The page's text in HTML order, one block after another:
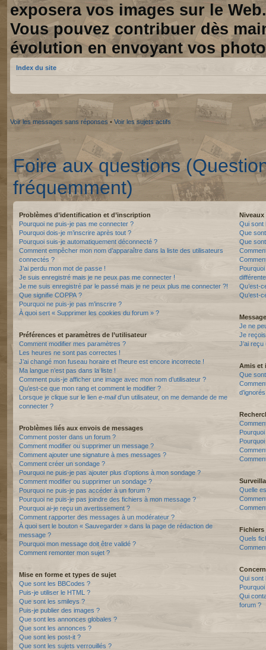
exposera vos images sur le Web.
Vous pouvez contribuer dès
évolution en envoyant vos
Index du site
Voir les messages sans réponses • Voir les sujets actifs
Foire aux questions
fréquemment)
Problèmes d’identification et d’inscription
Pourquoi ne puis-je pas me connecter ?
Pourquoi dois-je m’inscrire après tout ?
Pourquoi suis-je automatiquement déconnecté ?
Comment empêcher mon nom d’apparaître dans la liste des utilisateurs
connectés ?
J’ai perdu mon mot de passe !
Je suis enregistré mais je ne peux pas me connecter !
Je me suis enregistré par le passé mais je ne peux plus me connecter ?!
Que signifie COPPA ?
Pourquoi ne puis-je pas m’inscrire ?
À quoi sert « Supprimer les cookies du forum » ?
Préférences et paramètres de l’utilisateur
Comment modifier mes paramètres ?
Les heures ne sont pas correctes !
J’ai changé mon fuseau horaire et l’heure est encore incorrecte !
Ma langue n’est pas dans la liste !
Comment puis-je afficher une image avec mon nom d’utilisateur ?
Qu’est-ce que mon rang et comment le modifier ?
Lorsque je clique sur le lien e-maild’un utilisateur, on me demande de me
connecter ?
Problèmes liés aux envois de messages
Comment poster dans un forum ?
Comment modifier ou supprimer un message ?
Comment ajouter une signature à mes messages ?
Comment créer un sondage ?
Pourquoi ne puis-je pas ajouter plus d’options à mon sondage ?
Comment modifier ou supprimer un sondage ?
Pourquoi ne puis-je pas accéder à un forum ?
Pourquoi ne puis-je pas joindre des fichiers à mon message ?
Pourquoi ai-je reçu un avertissement ?
Comment rapporter des messages à un modérateur ?
À quoi sert le bouton « Sauvegarder » dans la page de rédaction de
message ?
Pourquoi mon message doit être validé ?
Comment remonter mon sujet ?
Mise en forme et types de sujet
Que sont les BBCodes ?
Puis-je utiliser le HTML ?
Que sont les smileys ?
Puis-je publier des images ?
Que sont les annonces globales ?
Que sont les annonces ?
Que sont les post-it ?
Que sont les sujets verrouillés ?
Niveaux
Qui sont
Que
Que
Qu’est-
Qu’est-
Je ne
Je
J’ai
Amis et
Que
Quelle
Quels
Qui sont
Qui
forum ?